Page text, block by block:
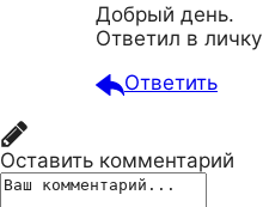
Добрый день.
Ответил в личку
Ответить
Оставить комментарий